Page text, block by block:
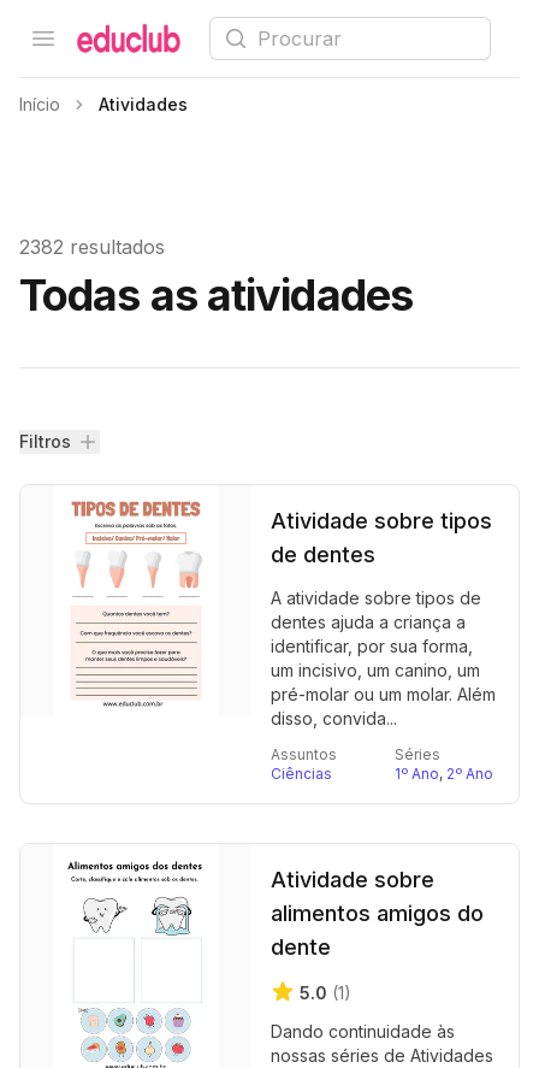
Open menu
Educlub Procurar
Início Atividades
2382 resultados
Todas as atividades
Filtros
Filtros
Atividade sobre tipos
de dentes
A atividade sobre tipos de
dentes ajuda a criança a
identificar, por sua forma,
um incisivo, um canino, um
pré-molar ou um molar. Além
disso, convida...
Assuntos
Ciências
Séries
1º Ano, 2º Ano
Atividade sobre
alimentos amigos do
dente
5.0 (1)
Dando continuidade às
nossas séries de Atividades